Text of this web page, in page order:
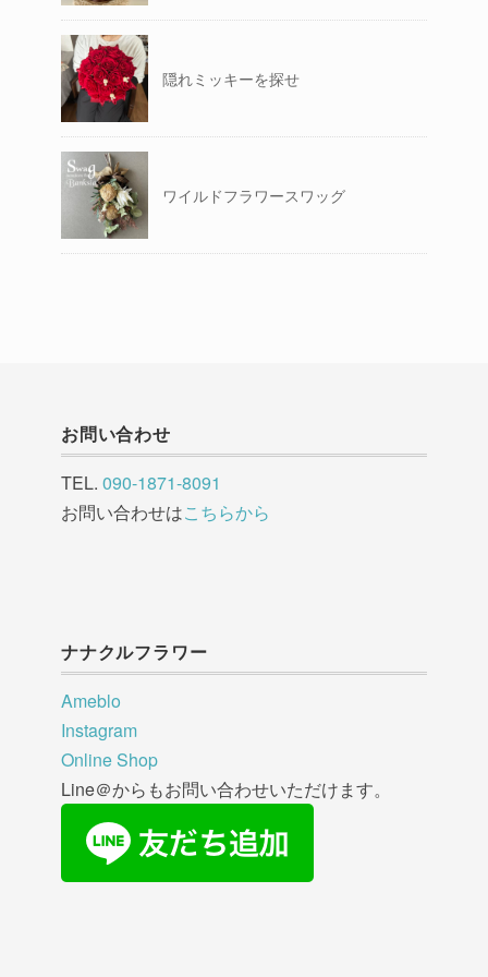
隠れミッキーを探せ
ワイルドフラワースワッグ
お問い合わせ
TEL. 090-1871-8091
お問い合わせはこちらから
ナナクルフラワー
Ameblo
Instagram
Online Shop
Line＠からもお問い合わせいただけます。